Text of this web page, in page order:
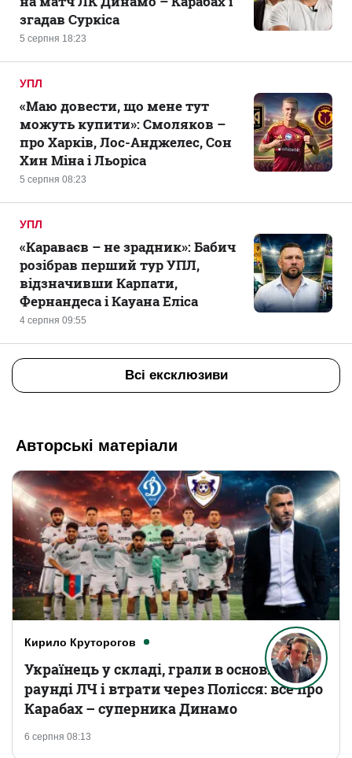
5 серпня 18:23
згадав Суркіса
УПЛ
5 серпня 08:23
«Маю довести, що мене тут
можуть купити»: Смоляков –
про Харків, Лос-Анджелес, Сон
Хин Міна і Льоріса
УПЛ
4 серпня 09:55
«Караваєв – не зрадник»: Бабич
розібрав перший тур УПЛ,
відзначивши Карпати,
Фернандеса і Кауана Еліса
Всі ексклюзиви
Авторські матеріали
Кирило Круторогов
6 серпня 08:13
Українець у складі, грали в основному
раунді ЛЧ і втрати через Полісся: все про
Карабах – суперника Динамо